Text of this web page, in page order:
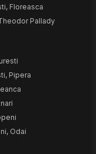
Floreasca
Pallady
Pipera
Odai